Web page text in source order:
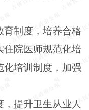
制度，培养合格
住院医师规范化培
化培训制度，加强
提升卫生从业人